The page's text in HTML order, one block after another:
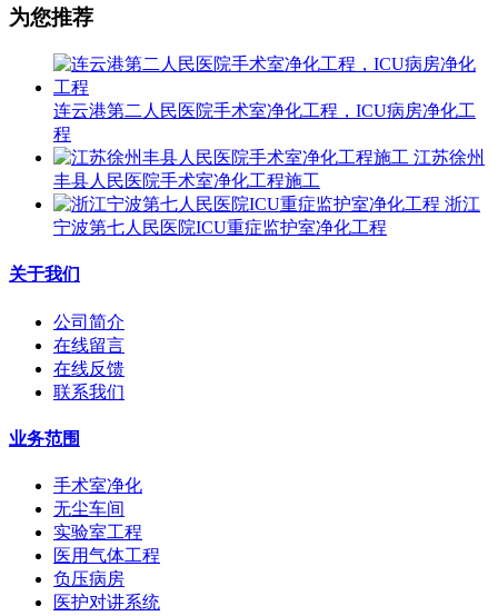
为您推荐
连云港第二人民医院手术室净化工程，ICU病房净化工
程
江苏徐州
丰县人民医院手术室净化工程施工
浙江
宁波第七人民医院ICU重症监护室净化工程
关于我们
公司简介
在线留言
在线反馈
联系我们
业务范围
手术室净化
无尘车间
实验室工程
医用气体工程
负压病房
医护对讲系统